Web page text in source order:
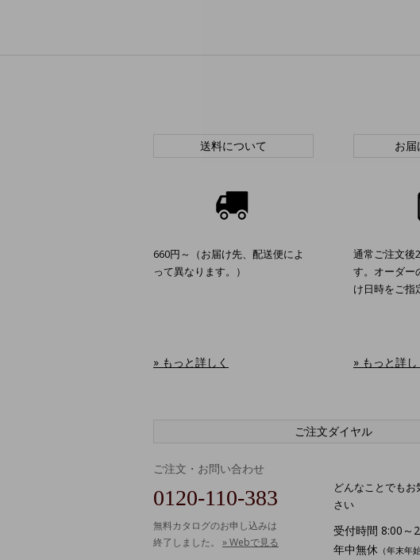
送料について
660円～（お届け先、配送便によ
って異なります。）
» もっと詳しく
お届
通常ご注文後
す。オーダー
け日時をご指
» もっと詳し
ご注文ダイヤル
ご注文・お問い合わせ
0120-110-383
無料カタログのお申し込みは
終了しました。 » Webで見る
どんなことでも
さい
受付時間 8:00～
年中無休 （年末年